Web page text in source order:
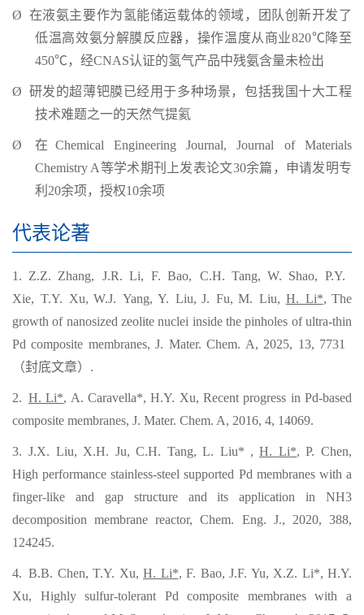
Ø 在液氨主要作为氢能储运载体的领域，团队创新开发了
低温高效氨分解膜反应器，操作温度从商业820℃降至
450℃，经CNAS认证的氢气产品中残氨含量未检出
Ø 研发的超薄钯膜已经用于多种场景，包括我国十大工程
技术难题之一的天然气提氦
Ø
在Chemical Engineering Journal, Journal of Materials
Chemistry A等学术期刊上发表论文30余篇，申请发明专
利20余项，授权10余项
代表论著
1. Z.Z. Zhang, J.R. Li, F. Bao, C.H. Tang, W. Shao, P.Y.
Xie, T.Y. Xu, W.J. Yang, Y. Liu, J. Fu, M. Liu, H. Li*, The
growth of nanosized zeolite nuclei inside the pinholes of ultra-thin
Pd composite membranes, J. Mater. Chem. A, 2025, 13, 7731
（封底文章） .
2. H. Li*, A. Caravella*, H.Y. Xu, Recent progress in Pd-based
composite membranes, J. Mater. Chem. A, 2016, 4, 14069.
3. J.X. Liu, X.H. Ju, C.H. Tang, L. Liu* , H. Li*, P. Chen,
High performance stainless-steel supported Pd membranes with a
finger-like and gap structure and its application in NH3
decomposition membrane reactor, Chem. Eng. J., 2020, 388,
124245.
4. B.B. Chen, T.Y. Xu, H. Li*, F. Bao, J.F. Yu, X.Z. Li*, H.Y.
Xu, Highly sulfur-tolerant Pd composite membranes with a